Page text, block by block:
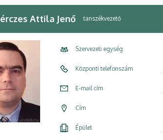
Attila Jenő tanszékvezető
Szervezeti egység
Központi telefonszám
E-mail cím
Cím
Épület